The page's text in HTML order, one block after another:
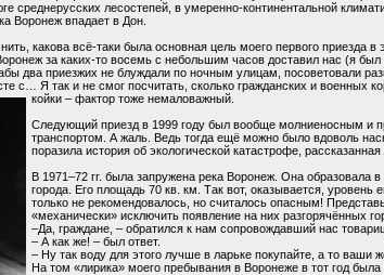
среднерусских лесостепей, в умеренно-континентальной
Воронеж впадает в Дон.
какова всё-таки была основная цель моего первого приезда
за каких-то восемь с небольшим часов доставил нас (я
два приезжих не блуждали по ночным улицам, посоветовали
с… Я так и не смог посчитать, сколько гражданских и военных
койки – фактор тоже немаловажный.
Следующий приезд в 1999 году был вообще молниеносным и
транспортом. А жаль. Ведь тогда ещё можно было вдоволь
поразила история об экологической катастрофе,
В 1971–72 гг. была запружена река Воронеж. Она
города. Его площадь 70 кв. км. Так вот, оказывается, уровень
только не рекомендовалось, но считалось опасным!
«механически» исключить появление на них разгорячённых
–Да, граждане, – обратился к нам сопровождавший нас
– А как же! – был ответ.
– Ну так воду для этого лучше в ларьке покупайте, а то ваши
На том «лирика» моего пребывания в Воронеже в тот год была